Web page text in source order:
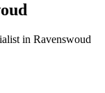
in Ravenswoud